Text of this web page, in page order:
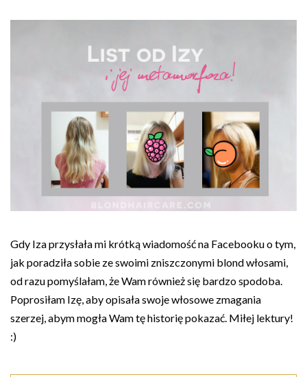
Gdy Iza przysłała mi krótką wiadomość na Facebooku o tym,
jak poradziła sobie ze swoimi zniszczonymi blond włosami,
od razu pomyślałam, że Wam również się bardzo spodoba.
Poprosiłam Izę, aby opisała swoje włosowe zmagania
szerzej, abym mogła Wam tę historię pokazać. Miłej lektury!
:)